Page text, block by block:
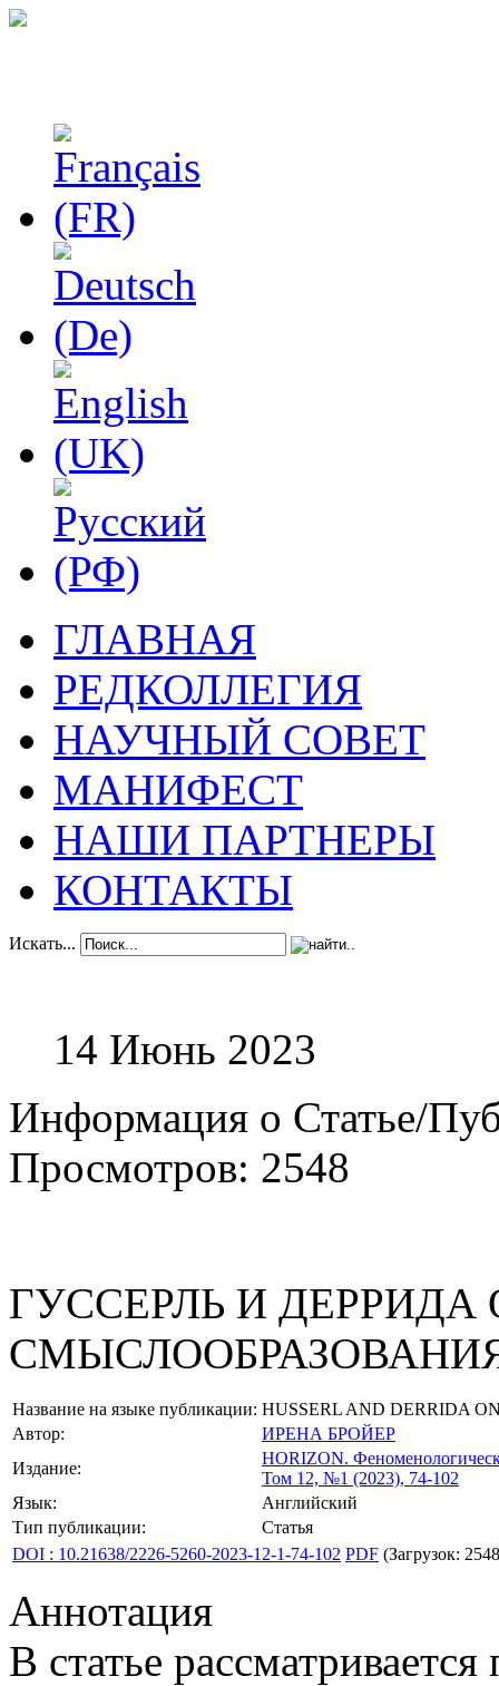
ГЛАВНАЯ
РЕДКОЛЛЕГИЯ
НАУЧНЫЙ СОВЕТ
МАНИФЕСТ
НАШИ ПАРТНЕРЫ
КОНТАКТЫ
Искать...
14 Июнь 2023
Информация о Статье/
Просмотров: 2548
ГУССЕРЛЬ И ДЕРРИДА
Название на языке публикации: HUSSERL AND DERRIDA
Автор:
ИРЕНА БРОЙЕР
Издание:
HORIZON.
Том 12, №1 (2023), 74-102
Язык:
Английский
Тип публикации:
Статья
DOI : 10.21638/2226-5260-2023-12-1-74-102 PDF (Загрузок:
Аннотация
В статье